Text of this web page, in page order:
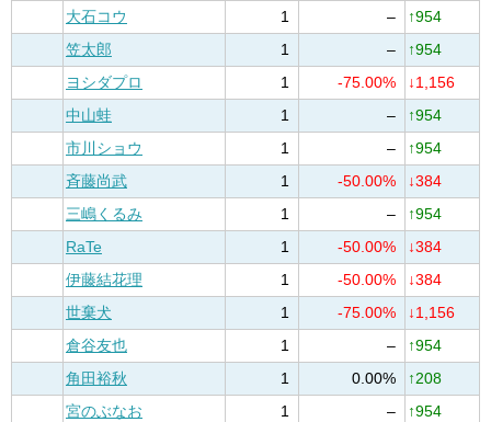
大石コウ
1 –
↑954
笠太郎
1 –
↑954
ヨシダプロ
1 -75.00%
↓1,156
中山蛙
1 –
↑954
市川ショウ
1 –
↑954
斉藤尚武
1 -50.00%
↓384
三嶋くるみ
1 –
↑954
RaTe
1 -50.00%
↓384
伊藤結花理
1 -50.00%
↓384
世棄犬
1 -75.00%
↓1,156
倉谷友也
1 –
↑954
角田裕秋
1 0.00%
↑208
宮のぶなお
1 –
↑954